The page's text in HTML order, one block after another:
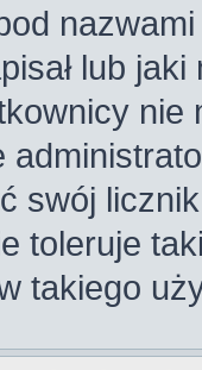
lub
swój
toleruje
takiego